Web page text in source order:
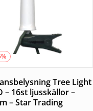
Tree Light
– 16st ljusskällor –
– Star Trading